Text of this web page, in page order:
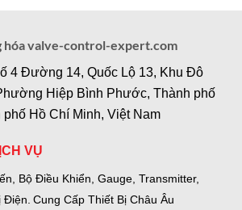
valve-control-expert.com
4 Đường 14, Quốc Lộ 13, Khu Đô
Hiệp Bình Phước, Thành phố
Hồ Chí Minh, Việt Nam
VỤ
Bộ Điều Khiển, Gauge, Transmitter,
Điện. Cung Cấp Thiết Bị Châu Âu